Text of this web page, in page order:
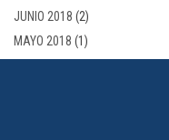
JUNIO 2018 (2)
MAYO 2018 (1)